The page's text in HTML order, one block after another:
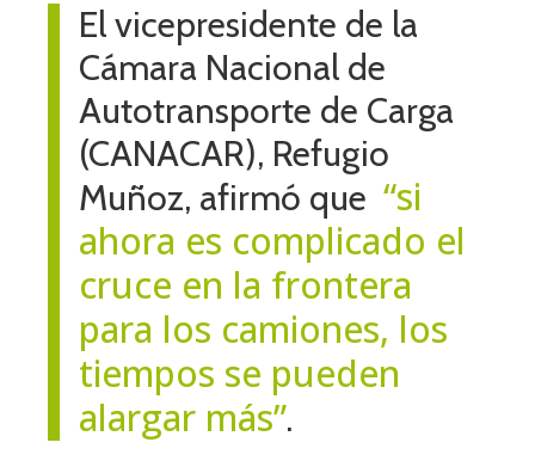
El vicepresidente de la
Cámara Nacional de
Autotransporte de Carga
(CANACAR), Refugio
Muñoz, afirmó que “si
ahora es complicado el
cruce en la frontera
para los camiones, los
tiempos se pueden
alargar más”.